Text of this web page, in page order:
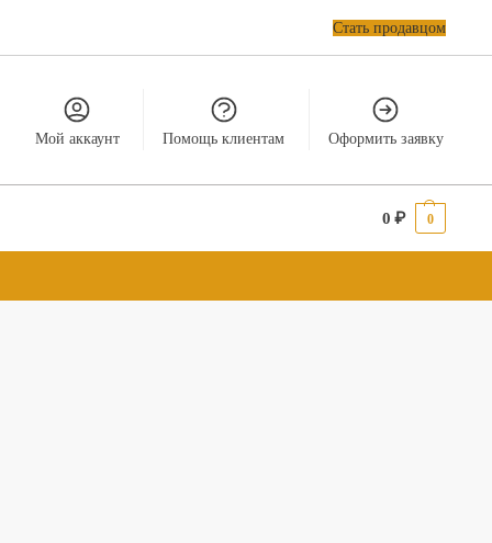
Стать продавцом
Мой аккаунт Помощь клиентам Оформить заявку
0₽ 0